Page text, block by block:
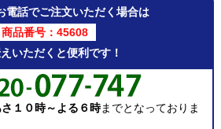
電話でご注文いただく場合は
商品番号：45608
いただくと便利です！
１０時～よる６時までとなっておりま